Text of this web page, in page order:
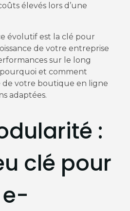
élevés lors d’une
évolutif est la clé pour
de votre entreprise
sur le long
et comment
de votre boutique en ligne
adaptées.
:
clé pour